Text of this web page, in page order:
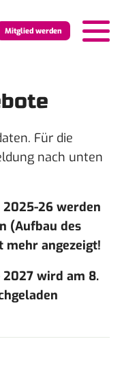
Mitglied werden
Für die
nach unten
26 werden
(Aufbau des
mehr angezeigt!
2027 wird am 8.